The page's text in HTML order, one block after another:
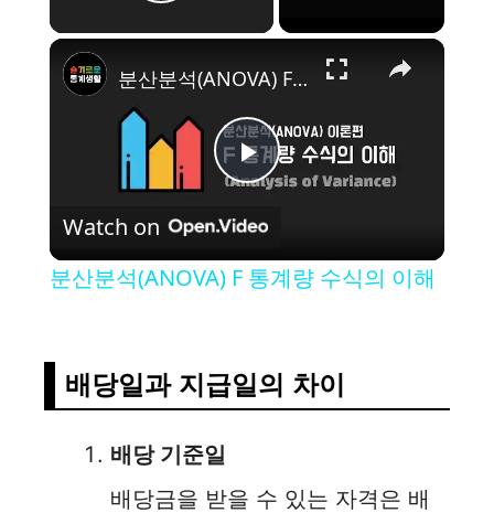
×
P
y
분산분석(ANOVA) F 통계량 수식의 이해
Watch on
분산분석(ANOVA) F 통계량 수식의 이해
배당일과 지급일의 차이
배당 기준일
배당금을 받을 수 있는 자격은 배